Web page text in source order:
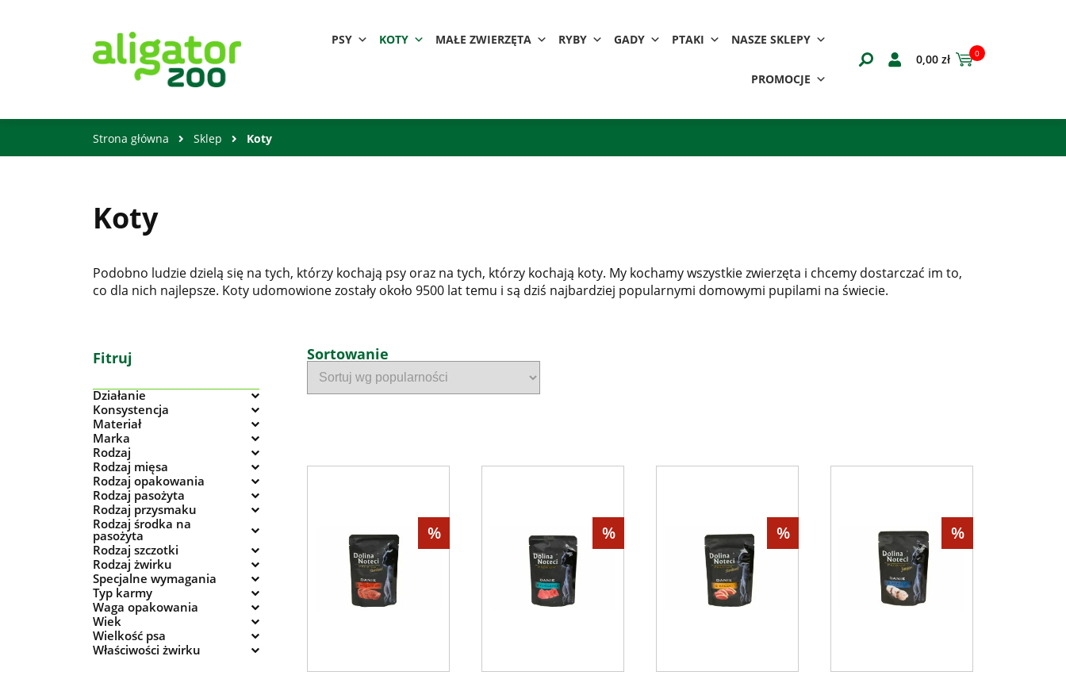
PSY KOTY MAŁE ZWIERZĘTA RYBY GADY PTAKI NASZE SKLEPY
PROMOCJE
0,00 zł 0
Strona główna Sklep Koty
Koty
Podobno ludzie dzielą się na tych, którzy kochają psy oraz na tych, którzy kochają koty. My kochamy wszystkie zwierzęta i chcemy dostarczać im to,
co dla nich najlepsze. Koty udomowione zostały około 9500 lat temu i są dziś najbardziej popularnymi domowymi pupilami na świecie.
Fitruj
Działanie
Konsystencja
Materiał
Marka
Rodzaj
Rodzaj mięsa
Rodzaj opakowania
Rodzaj pasożyta
Rodzaj przysmaku
Rodzaj środka na
pasożyta
Rodzaj szczotki
Rodzaj żwirku
Specjalne wymagania
Typ karmy
Waga opakowania
Wiek
Wielkość psa
Właściwości żwirku
Sortowanie
% % % %